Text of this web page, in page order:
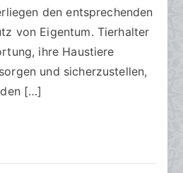
den entsprechenden
von Eigentum. Tierhalter
ihre Haustiere
und sicherzustellen,
[…]